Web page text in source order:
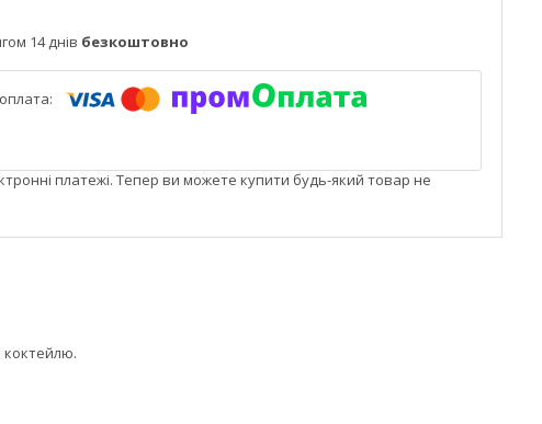
14 днів безкоштовно
платежі. Тепер ви можете купити будь-який товар не
коктейлю.